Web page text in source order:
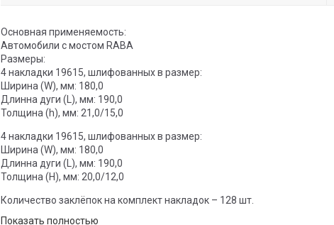
Основная применяемость:
Автомобили с мостом RABA
Размеры:
4 накладки 19615, шлифованных в размер:
Ширина (W), мм: 180,0
Длинна дуги (L), мм: 190,0
Толщина (h), мм: 21,0/15,0
4 накладки 19615, шлифованных в размер:
Ширина (W), мм: 180,0
Длинна дуги (L), мм: 190,0
Толщина (H), мм: 20,0/12,0
Количество заклёпок на комплект накладок – 128 шт.
Показать полностью